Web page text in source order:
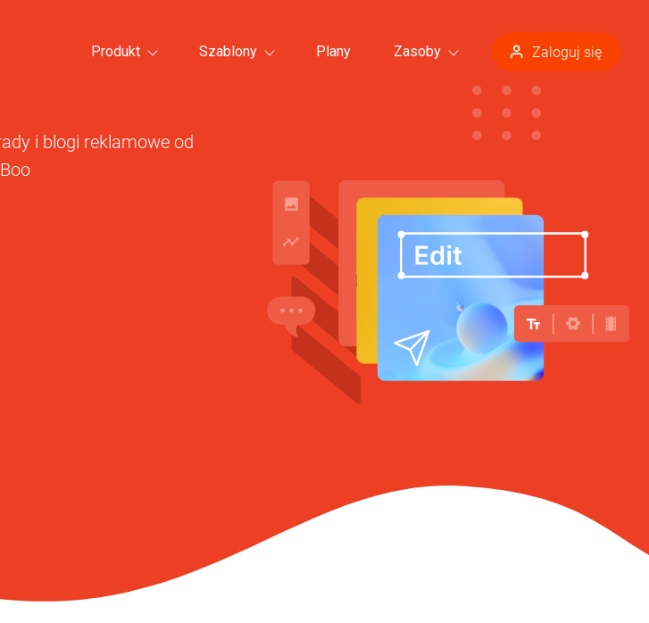
Zaloguj się
Produkt Szablony
Wszystkie szablony >
Plany Zasoby
i blogi reklamowe od